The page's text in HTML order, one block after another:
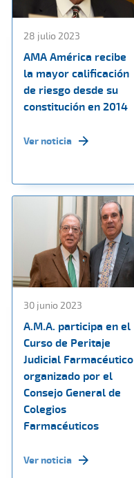
28 julio 2023
AMA América recibe
la mayor calificación
de riesgo desde su
constitución en 2014
Ver noticia
30 junio 2023
A.M.A. participa en el
Curso de Peritaje
Judicial Farmacéutico
organizado por el
Consejo General de
Colegios
Farmacéuticos
Ver noticia